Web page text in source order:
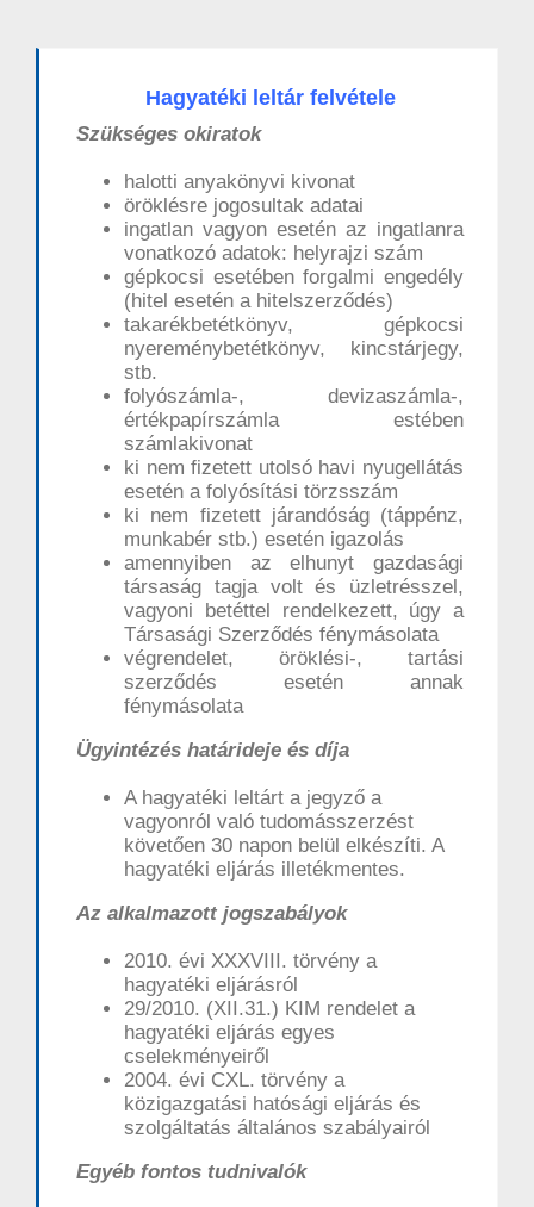
Hagyatéki leltár felvétele
Szükséges okiratok
halotti anyakönyvi kivonat
öröklésre jogosultak adatai
ingatlan vagyon esetén az ingatlanra
vonatkozó adatok: helyrajzi szám
gépkocsi esetében forgalmi engedély
(hitel esetén a hitelszerződés)
takarékbetétkönyv, gépkocsi
nyereménybetétkönyv, kincstárjegy,
stb.
folyószámla-, devizaszámla-,
értékpapírszámla estében
számlakivonat
ki nem fizetett utolsó havi nyugellátás
esetén a folyósítási törzsszám
ki nem fizetett járandóság (táppénz,
munkabér stb.) esetén igazolás
amennyiben az elhunyt gazdasági
társaság tagja volt és üzletrésszel,
vagyoni betéttel rendelkezett, úgy a
Társasági Szerződés fénymásolata
végrendelet, öröklési-, tartási
szerződés esetén annak
fénymásolata
Ügyintézés határideje és díja
A hagyatéki leltárt a jegyző a
vagyonról való tudomásszerzést
követően 30 napon belül elkészíti. A
hagyatéki eljárás illetékmentes.
Az alkalmazott jogszabályok
2010. évi XXXVIII. törvény a
hagyatéki eljárásról
29/2010. (XII.31.) KIM rendelet a
hagyatéki eljárás egyes
cselekményeiről
2004. évi CXL. törvény a
közigazgatási hatósági eljárás és
szolgáltatás általános szabályairól
Egyéb fontos tudnivalók